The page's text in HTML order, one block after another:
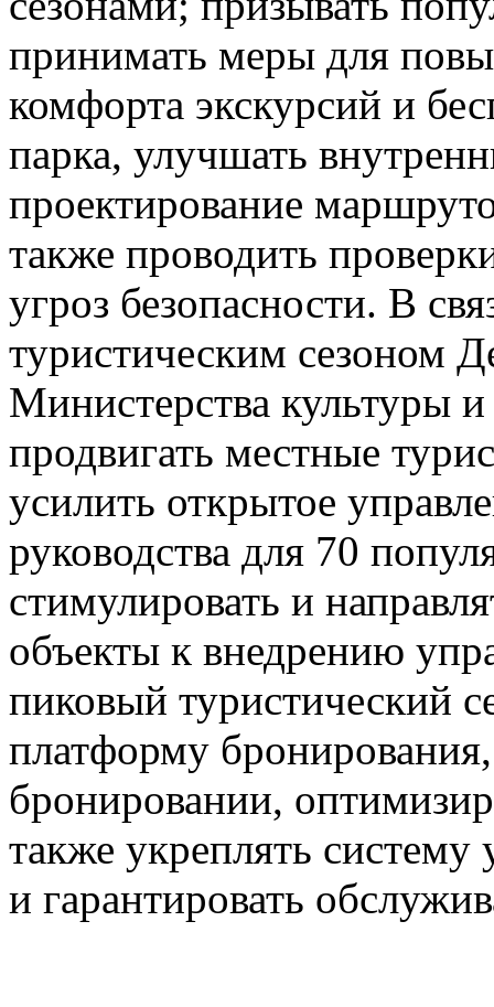
принимать меры для
комфорта экскурсий и
парка, улучшать
проектирование
также проводить
угроз безопасности. В
туристическим сезоном
Министерства культуры
продвигать местные
усилить открытое
руководства для 70
стимулировать и
объекты к внедрению
пиковый туристический
платформу
бронировании,
также укреплять
и гарантировать